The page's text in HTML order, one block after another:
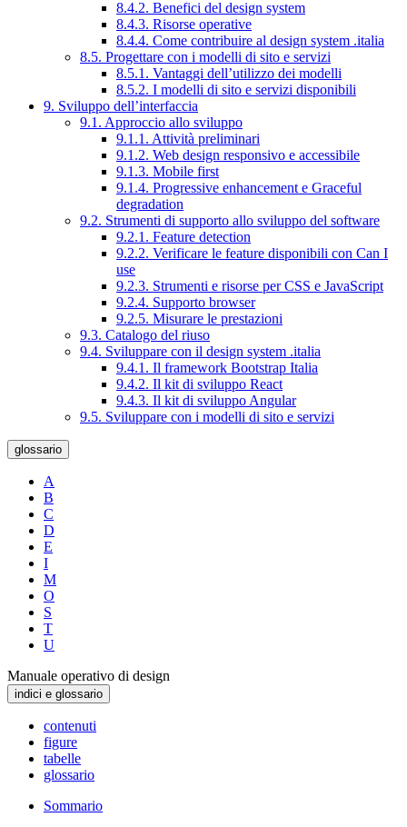
8.4.2. Benefici del design system
8.4.3. Risorse operative
8.4.4. Come contribuire al design system .italia
8.5. Progettare con i modelli di sito e servizi
8.5.1. Vantaggi dell’utilizzo dei modelli
8.5.2. I modelli di sito e servizi disponibili
9. Sviluppo dell’interfaccia
9.1. Approccio allo sviluppo
9.1.1. Attività preliminari
9.1.2. Web design responsivo e accessibile
9.1.3. Mobile first
9.1.4. Progressive enhancement e Graceful
degradation
9.2. Strumenti di supporto allo sviluppo del software
9.2.1. Feature detection
9.2.2. Verificare le feature disponibili con Can I
use
9.2.3. Strumenti e risorse per CSS e JavaScript
9.2.4. Supporto browser
9.2.5. Misurare le prestazioni
9.3. Catalogo del riuso
9.4. Sviluppare con il design system .italia
9.4.1. Il framework Bootstrap Italia
9.4.2. Il kit di sviluppo React
9.4.3. Il kit di sviluppo Angular
9.5. Sviluppare con i modelli di sito e servizi
glossario
A
B
C
D
E
I
M
O
S
T
U
Manuale operativo di design
indici e glossario
contenuti
figure
tabelle
glossario
Sommario